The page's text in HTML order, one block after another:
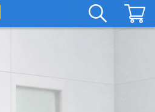
boylera@yandex.ru
Заказать